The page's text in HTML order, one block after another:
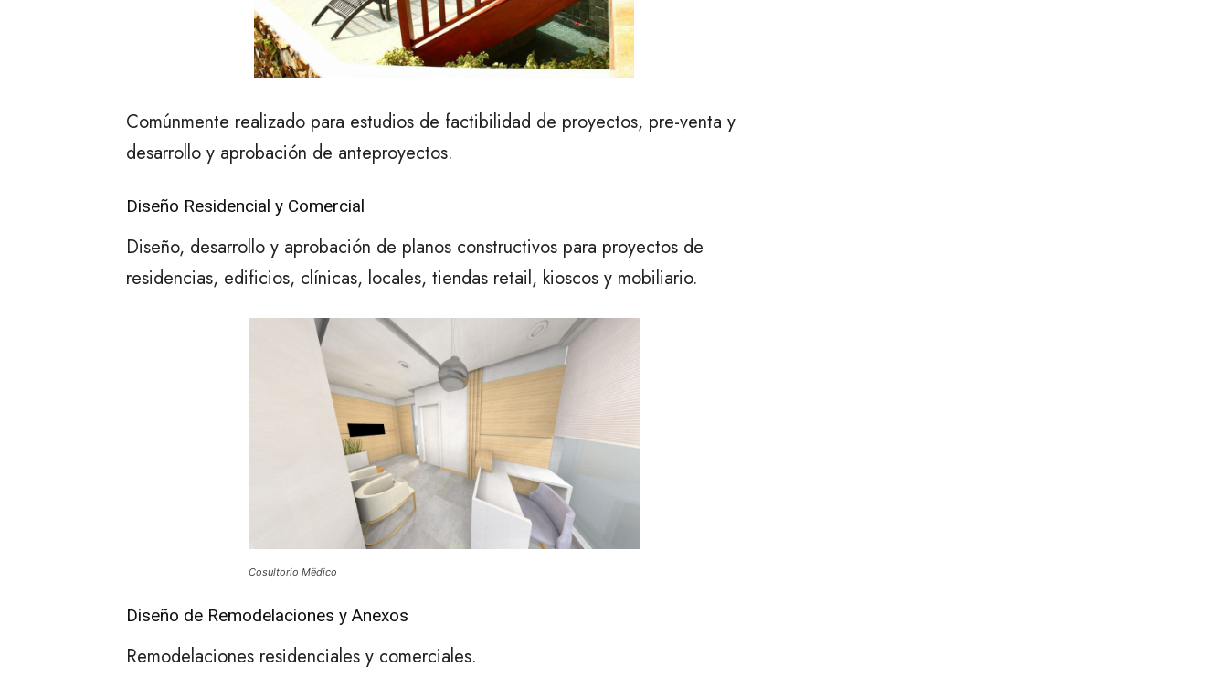
Comúnmente realizado para estudios de factibilidad de proyectos, pre-venta y
desarrollo y aprobación de anteproyectos.
Diseño Residencial y Comercial
Diseño, desarrollo y aprobación de planos constructivos para proyectos de
residencias, edificios, clínicas, locales, tiendas retail, kioscos y mobiliario.
Cosultorio Mëdico
Diseño de Remodelaciones y Anexos
Remodelaciones residenciales y comerciales.